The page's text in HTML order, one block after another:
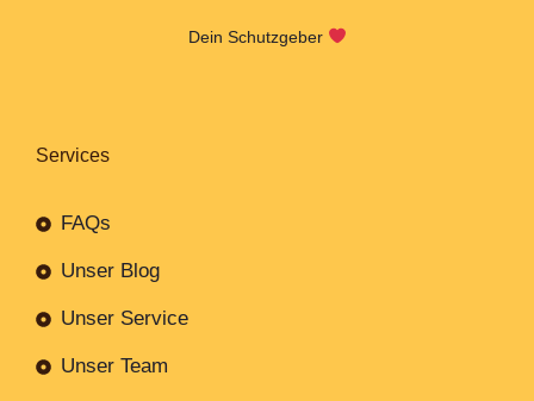
Dein Schutzgeber
Services
FAQs
Unser Blog
Unser Service
Unser Team